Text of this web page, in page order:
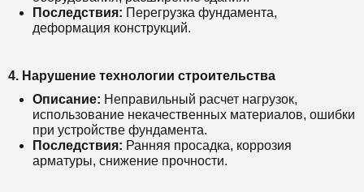
Последствия: Перегрузка фундамента,
деформация конструкций.
4. Нарушение технологии строительства
Описание: Неправильный расчет нагрузок,
использование некачественных материалов, ошибки
при устройстве фундамента.
Последствия: Ранняя просадка, коррозия
арматуры, снижение прочности.